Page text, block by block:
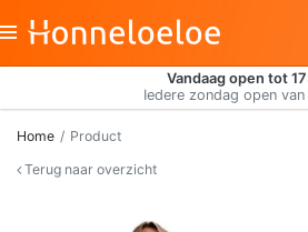
Vandaag open tot
Iedere zondag open van
Home
Product
Terug naar overzicht